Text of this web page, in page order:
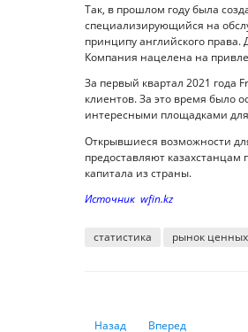
Так, в прошлом году была
специализирующийся на
принципу английского
Компания нацелена на
За первый квартал 2021 года
клиентов. За это время было
интересными площадками для
Открывшиеся возможности
предоставляют
капитала из страны.
Источник wfin.kz
статистика рынок
Предыдущий: Количество
Назад Следующий: Не
Вперед